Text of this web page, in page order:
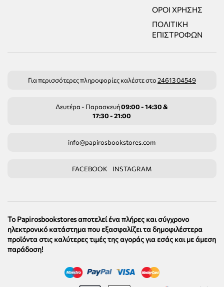
ΌΡΟΙ ΧΡΉΣΗΣ
ΠΟΛΙΤΙΚΉ
ΕΠΙΣΤΡΟΦΏΝ
Για περισσότερες πληροφορίες καλέστε στο24613 04549
Δευτέρα - Παρασκευή09:00 - 14:30 &
17:30 - 21:00
info@papirosbookstores.com
FACEBOOK INSTAGRAM
Το Papirosbookstores αποτελεί ένα πλήρες και σύγχρονο
ηλεκτρονικό κατάστημα που εξασφαλίζει τα δημοφιλέστερα
προϊόντα στις καλύτερες τιμές της αγοράς για εσάς και με άμεση
παράδοση!